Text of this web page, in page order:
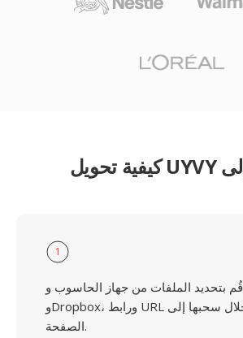
1
قُم بتحديد الملفات من جهاز الحاسوب وGoogle Drive
وDropbox، ورابط URL أو من خلال سحبها إلى
الصفحة.